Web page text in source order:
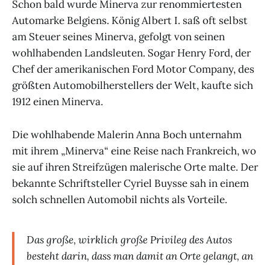
Schon bald wurde Minerva zur renommiertesten
Automarke Belgiens. König Albert I. saß oft selbst
am Steuer seines Minerva, gefolgt von seinen
wohlhabenden Landsleuten. Sogar Henry Ford, der
Chef der amerikanischen Ford Motor Company, des
größten Automobilherstellers der Welt, kaufte sich
1912 einen Minerva.
Die wohlhabende Malerin Anna Boch unternahm
mit ihrem „Minerva“ eine Reise nach Frankreich, wo
sie auf ihren Streifzügen malerische Orte malte. Der
bekannte Schriftsteller Cyriel Buysse sah in einem
solch schnellen Automobil nichts als Vorteile.
Das große, wirklich große Privileg des Autos
besteht darin, dass man damit an Orte gelangt, an